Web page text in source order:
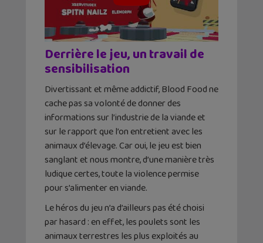
Derrière le jeu, un travail de
sensibilisation
Divertissant et même addictif, Blood Food ne
cache pas sa volonté de donner des
informations sur l’industrie de la viande et
sur le rapport que l’on entretient avec les
animaux d’élevage. Car oui, le jeu est bien
sanglant et nous montre, d’une manière très
ludique certes, toute la violence permise
pour s’alimenter en viande.
Le héros du jeu n’a d’ailleurs pas été choisi
par hasard : en effet, les poulets sont les
animaux terrestres les plus exploités au